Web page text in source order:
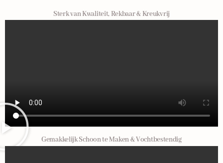
Sterk van Kwaliteit, Rekbaar & Kreukvrij
Gemakkelijk Schoon te Maken & Vochtbestendig